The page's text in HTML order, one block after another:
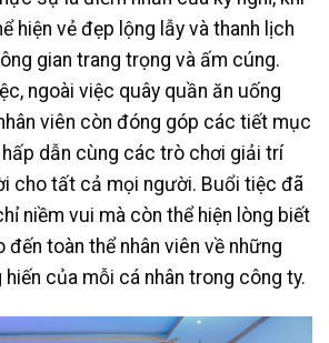
hiện vẻ đẹp lộng lẫy và thanh lịch
gian trang trọng và ấm cúng.
ngoài việc quây quần ăn uống
viên còn đóng góp các tiết mục
dẫn cùng các trò chơi giải trí
cho tất cả mọi người. Buổi tiệc đã
niềm vui mà còn thể hiện lòng biết
đến toàn thể nhân viên về những
của mỗi cá nhân trong công ty.